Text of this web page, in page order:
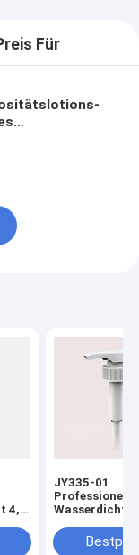
Für
4,0
JY335-01
Professionelle
Wasserdichte
Pumpe nach
Schloss